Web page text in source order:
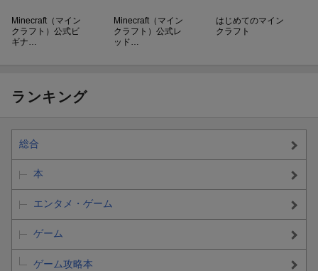
Minecraft（マイン
クラフト）公式ビ
ギナ…
Minecraft（マイン
クラフト）公式レ
ッド…
はじめてのマイン
クラフト
ランキング
総合
本
エンタメ・ゲーム
ゲーム
ゲーム攻略本